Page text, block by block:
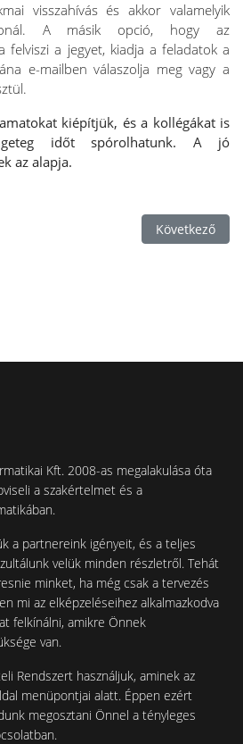
visszahívás és akkor valamelyik
A másik opció, hogy az
felviszi a jegyet, kiadja a feladatok a
e-mailben válaszolja meg vagy a
kiépítjük, és a kollégákat is
időt spórolhatunk. A jó
az alapja.
nyilvántartások Következő
Következő
Kft. 2008-as megalakulása óta
a szakértelmet és a
a partnereink igényeit, és a teljes
velük minden részletről. Tehát
minket, ha még csak a tervezés
mi az elképzeléseihez alkalmazkodva
felkínálni, amikre Önnek
van.
Rendszert használjuk, aminek az
menüpontjai alatt. Éppen ezért
megosztani Önnel a tényleges